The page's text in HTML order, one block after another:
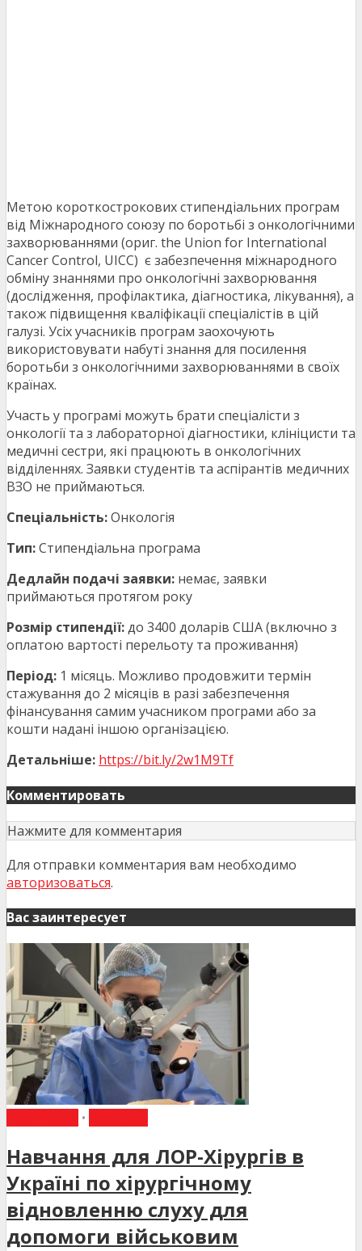
Метою короткострокових стипендіальних програм
від Міжнародного союзу по боротьбі з онкологічними
захворюваннями (ориг. the Union for International
Cancer Control, UICC) є забезпечення міжнародного
обміну знаннями про онкологічні захворювання
(дослідження, профілактика, діагностика, лікування), а
також підвищення кваліфікації спеціалістів в цій
галузі. Усіх учасників програм заохочують
використовувати набуті знання для посилення
боротьби з онкологічними захворюваннями в своїх
країнах.
Участь у програмі можуть брати спеціалісти з
онкології та з лабораторної діагностики, клініцисти та
медичні сестри, які працюють в онкологічних
відділеннях. Заявки студентів та аспірантів медичних
ВЗО не приймаються.
Спеціальність:Онкологія
Тип:Стипендіальна програма
Дедлайн подачі заявки: немає, заявки
приймаються протягом року
Розмір стипендії:до 3400 доларів США (включно з
оплатою вартості перельоту та проживання)
Період: 1 місяць. Можливо продовжити термін
стажування до 2 місяців в разі забезпечення
фінансування самим учасником програми або за
кошти надані іншою організацією.
Детальніше: https://bit.ly/2w1M9Tf
Комментировать
Нажмите для комментария
Для отправки комментария вам необходимо
авторизоваться.
Вас заинтересует
•
Навчання для ЛОР-Хірургів в
Україні по хірургічному
відновленню слуху для
допомоги військовим